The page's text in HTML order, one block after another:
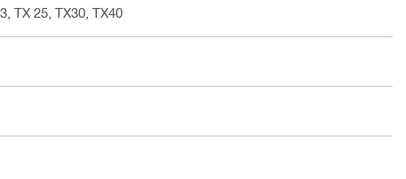
TX 25, TX30, TX40